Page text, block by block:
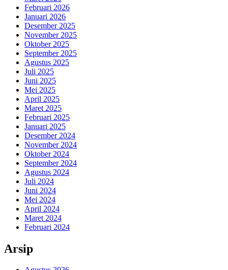
Februari 2026
Januari 2026
Desember 2025
November 2025
Oktober 2025
September 2025
Agustus 2025
Juli 2025
Juni 2025
Mei 2025
April 2025
Maret 2025
Februari 2025
Januari 2025
Desember 2024
November 2024
Oktober 2024
September 2024
Agustus 2024
Juli 2024
Juni 2024
Mei 2024
April 2024
Maret 2024
Februari 2024
Arsip